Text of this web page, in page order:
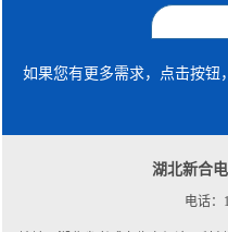
如果您有更多需求，点击按钮
湖北新合
电话：